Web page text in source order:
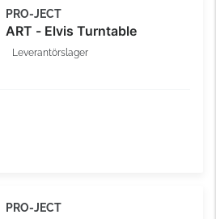
PRO-JECT
ART - Elvis Turntable
Leverantörslager
PRO-JECT